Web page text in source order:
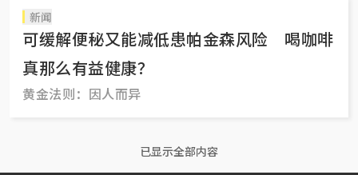
新闻
可缓解便秘又能减低患帕金森风险 喝咖啡
真那么有益健康？
黄金法则：因人而异
已显示全部内容